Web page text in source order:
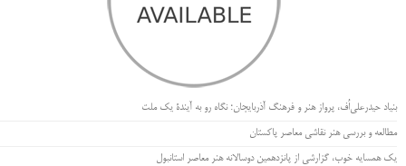
بنیاد حیدرعلی‌اُف، پرواز هنر و فرهنگ آذربایجان؛ نگاه رو به آیندۀ یک ملت
مطالعه و بررسی هنر نقاشی معاصر پاکستان
یک همسایه خوب، گزارشی از پانزدهمین دوسالانه هنر معاصر استانبول